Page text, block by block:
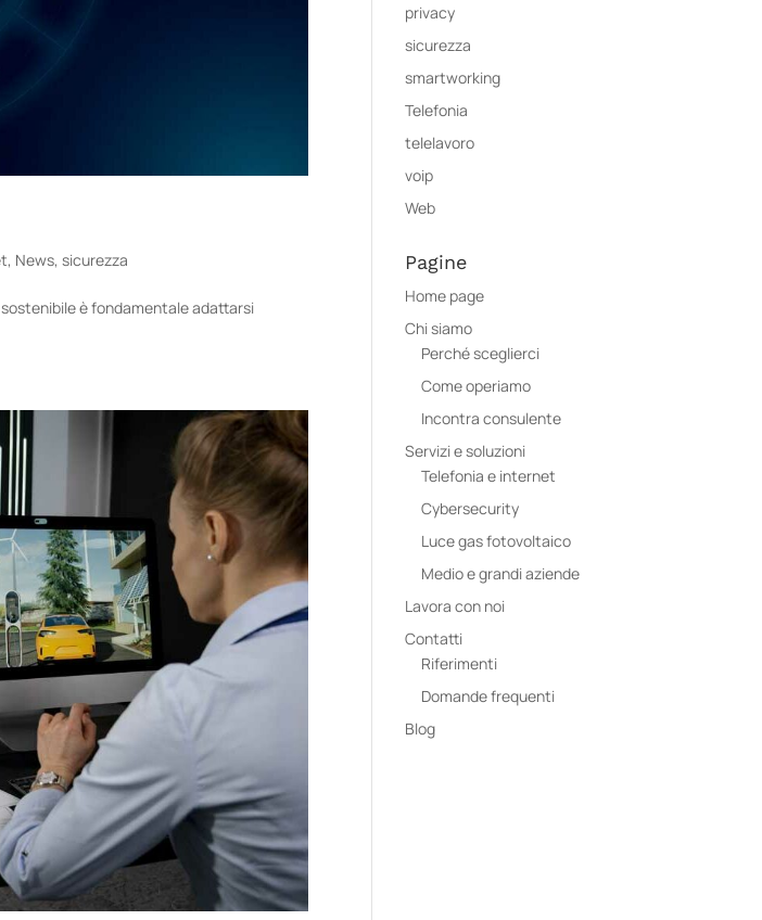
, News,sicurezza
sostenibile è fondamentale adattarsi
privacy
sicurezza
smartworking
Telefonia
telelavoro
voip
Web
Pagine
Home page
Chi siamo
Perché sceglierci
Come operiamo
Incontra consulente
Servizi e soluzioni
Telefonia e internet
Cybersecurity
Luce gas fotovoltaico
Medio e grandi aziende
Lavora con noi
Contatti
Riferimenti
Domande frequenti
Blog